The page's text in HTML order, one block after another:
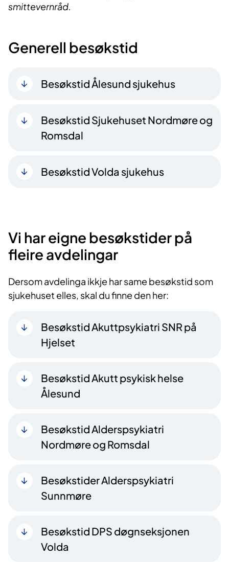
smittevernråd.
Generell besøkstid
Besøkstid Ålesund sjukehus
Besøkstid Sjukehuset Nordmøre og
Romsdal
Besøkstid Volda sjukehus
Vi har eigne besøkstider på
fleire avdelingar
Dersom avdelinga ikkje har same besøkstid som
sjukehuset elles, skal du finne den her:
Besøkstid Akuttpsykiatri SNR på
Hjelset
Besøkstid Akutt psykisk helse
Ålesund
Besøkstid Alderspsykiatri
Nordmøre og Romsdal
Besøkstider Alderspsykiatri
Sunnmøre
Besøkstid DPS døgnseksjonen
Volda